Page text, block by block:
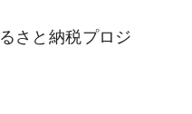
さと納税プロジ